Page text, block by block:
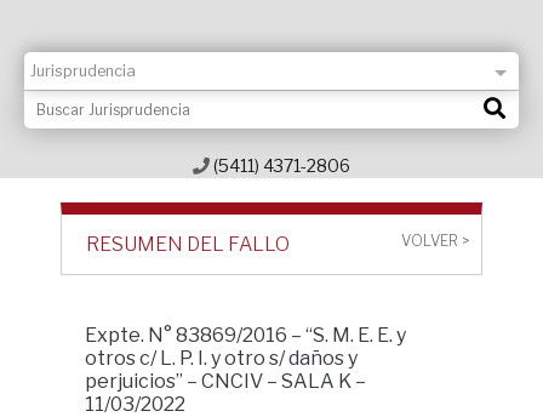
Contacto
(5411) 4371-2806
RESUMEN DEL FALLO VOLVER >
Expte. N° 83869/2016 – “S. M. E. E. y
otros c/ L. P. I. y otro s/ daños y
perjuicios” – CNCIV – SALA K –
11/03/2022